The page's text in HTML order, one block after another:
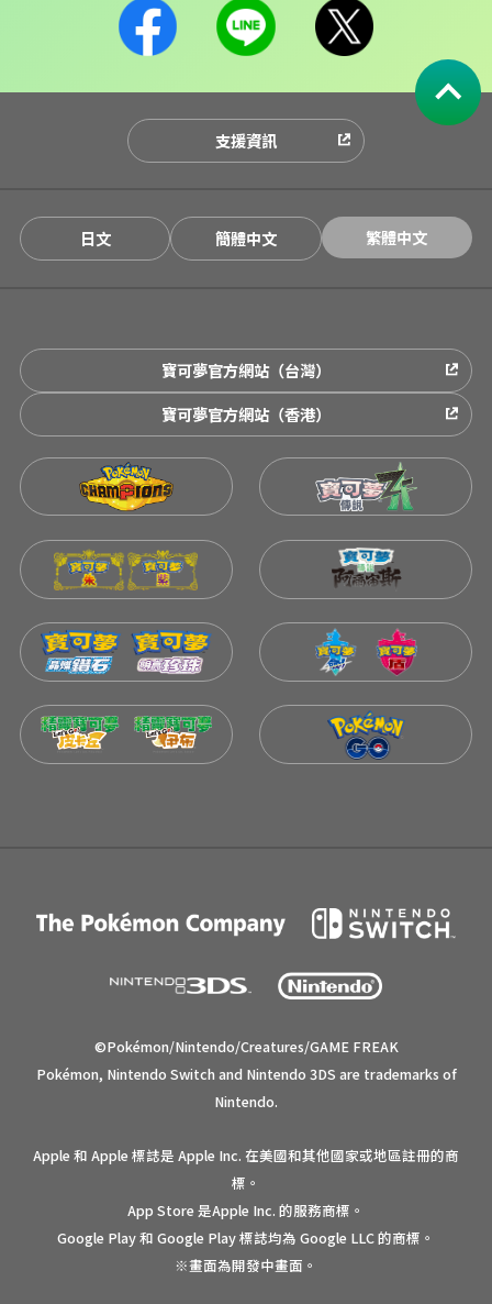
支援資訊
日文 簡體中文 繁體中文
寶可夢官方網站（台灣）
寶可夢官方網站（香港）
©Pokémon/Nintendo/Creatures/GAME FREAK
Pokémon, Nintendo Switch and Nintendo 3DS are trademarks of
Nintendo.
Apple 和 Apple 標誌是 Apple Inc. 在美國和其他國家或地區註冊的商
標。
App Store 是Apple Inc. 的服務商標。
Google Play 和 Google Play 標誌均為 Google LLC 的商標。
※畫面為開發中畫面。